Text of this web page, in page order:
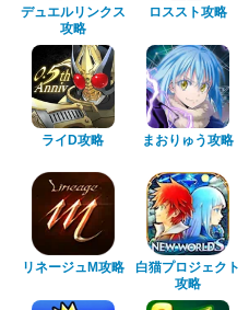
デュエルリンクス
攻略
ロススト攻略
ライD攻略 まおりゅう攻略
リネージュM攻略
白猫プロジェクト
攻略